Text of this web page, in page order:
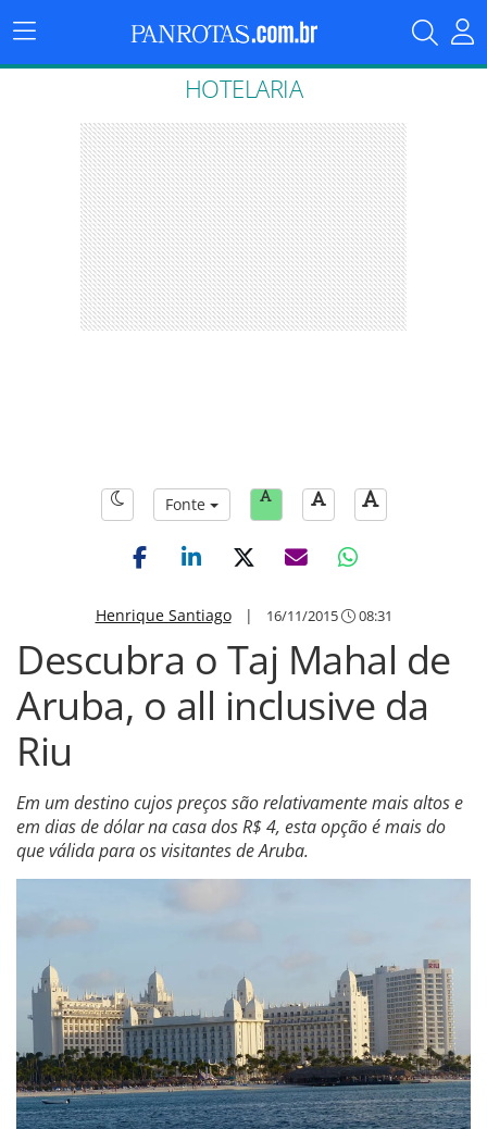
Menu
Principal
HOTELARIA
Fonte
Henrique Santiago| 16/11/2015 08:31
Descubra o Taj Mahal de
Aruba, o all inclusive da
Riu
Em um destino cujos preços são relativamente mais altos e
em dias de dólar na casa dos R$ 4, esta opção é mais do
que válida para os visitantes de Aruba.